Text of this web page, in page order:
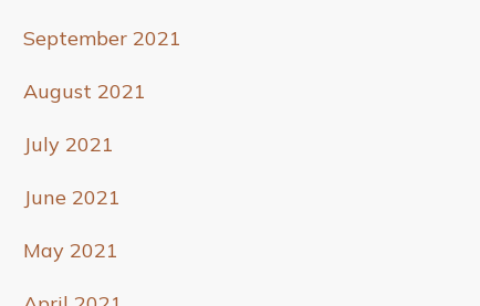
September 2021
August 2021
July 2021
June 2021
May 2021